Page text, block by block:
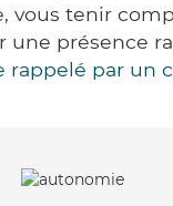
vous tenir
une présence
rappelé par un